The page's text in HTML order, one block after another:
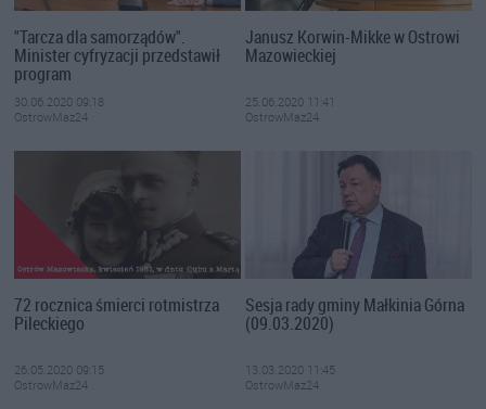
"Tarcza dla samorządów".
Minister cyfryzacji przedstawił
program
30.06.2020 09:18
OstrowMaz24
Janusz Korwin-Mikke w Ostrowi
Mazowieckiej
25.06.2020 11:41
OstrowMaz24
72 rocznica śmierci rotmistrza
Pileckiego
26.05.2020 09:15
OstrowMaz24
Sesja rady gminy Małkinia Górna
(09.03.2020)
13.03.2020 11:45
OstrowMaz24